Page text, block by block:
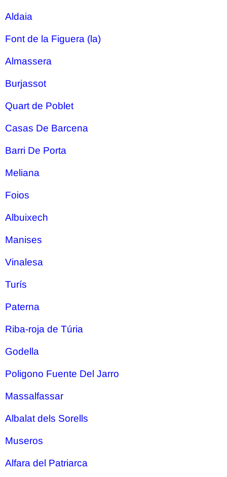
Aldaia
Font de la Figuera (la)
Almassera
Burjassot
Quart de Poblet
Casas De Barcena
Barri De Porta
Meliana
Foios
Albuixech
Manises
Vinalesa
Turís
Paterna
Riba-roja de Túria
Godella
Poligono Fuente Del Jarro
Massalfassar
Albalat dels Sorells
Museros
Alfara del Patriarca